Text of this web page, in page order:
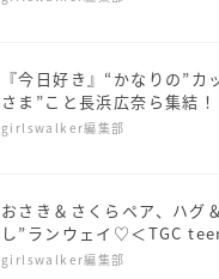
『今日好き』“かなりの”カ
さま”こと長浜広奈ら集結
保証します♡」＜TGC
girlswalker編集部
おさき＆さくらペア、ハグ
し”ランウェイ♡＜TGC
＞
girlswalker編集部